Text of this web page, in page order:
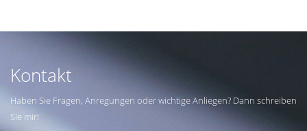
Kontakt
Haben Sie Fragen, Anregungen oder wichtige Anliegen? Dann schreiben
Sie mir!